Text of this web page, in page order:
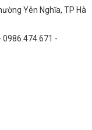
Yên Nghĩa, TP Hà
0986.474.671 -